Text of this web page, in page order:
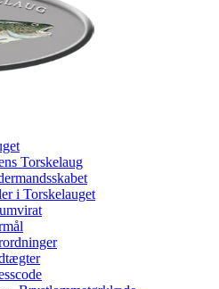
Torskelaug
i Torskelauget